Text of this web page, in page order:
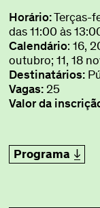
Horário:Terças-
das 11:00 às
Calendário: 16,
outubro; 11, 18
Destinatários:
Vagas:25
Valor da
Programa